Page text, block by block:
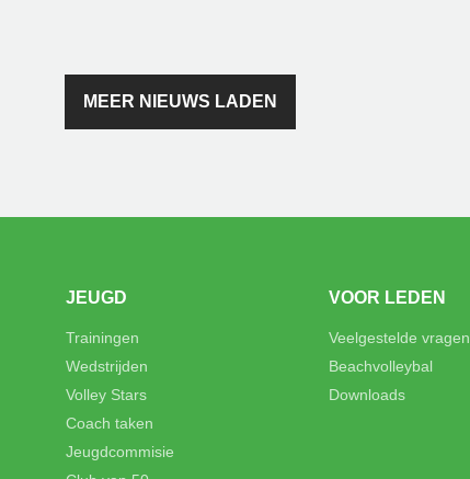
MEER NIEUWS LADEN
JEUGD
Trainingen
Wedstrijden
Volley Stars
Coach taken
Jeugdcommisie
VOOR LEDEN
Veelgestelde vragen
Beachvolleybal
Downloads